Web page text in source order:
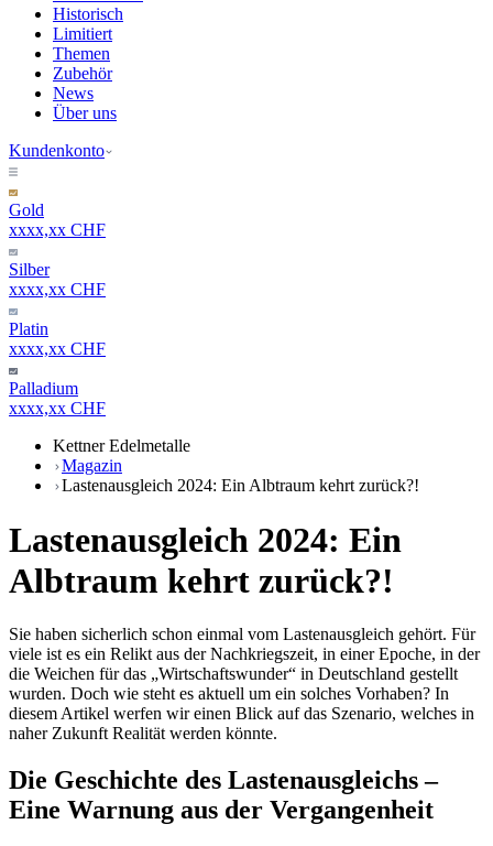
Historisch
Limitiert
Themen
Zubehör
News
Über uns
Kundenkonto
Gold
xxxx,xx CHF
Silber
xxxx,xx CHF
Platin
xxxx,xx CHF
Palladium
xxxx,xx CHF
Kettner Edelmetalle
Magazin
Lastenausgleich 2024: Ein Albtraum kehrt zurück?!
Lastenausgleich 2024: Ein
Albtraum kehrt zurück?!
Sie haben sicherlich schon einmal vom Lastenausgleich gehört. Für
viele ist es ein Relikt aus der Nachkriegszeit, in einer Epoche, in der
die Weichen für das „Wirtschaftswunder“ in Deutschland gestellt
wurden. Doch wie steht es aktuell um ein solches Vorhaben? In
diesem Artikel werfen wir einen Blick auf das Szenario, welches in
naher Zukunft Realität werden könnte.
Die Geschichte des Lastenausgleichs –
Eine Warnung aus der Vergangenheit